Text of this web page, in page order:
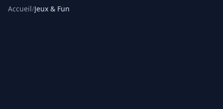
Accueil/Jeux & Fun